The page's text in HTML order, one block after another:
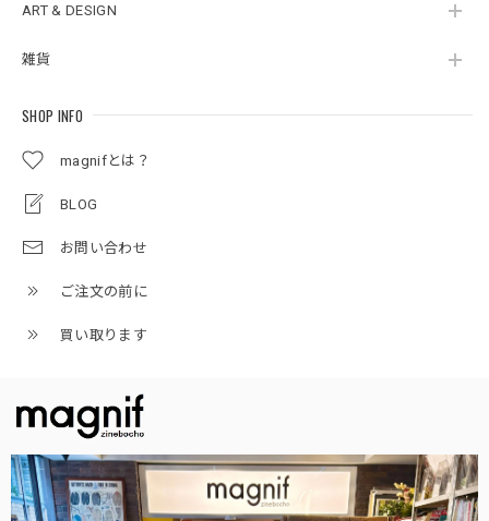
ART & DESIGN
雑貨
SHOP INFO
magnifとは？
BLOG
お問い合わせ
ご注文の前に
買い取ります